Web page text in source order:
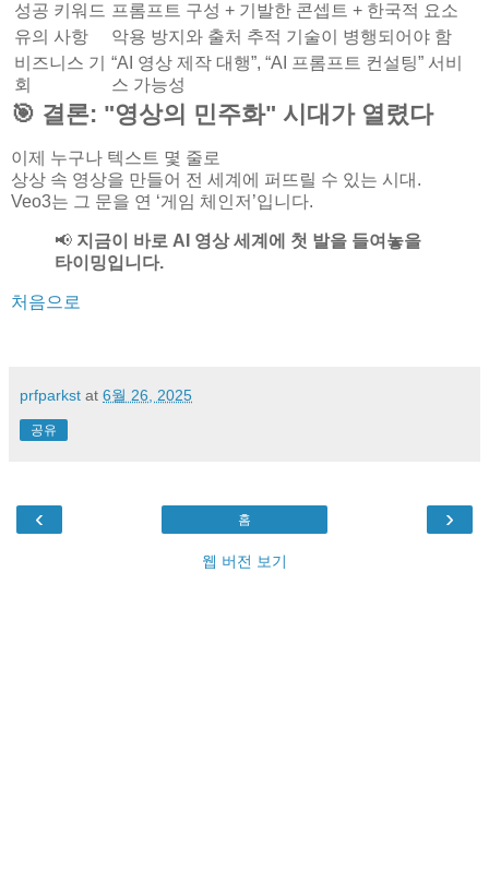
성공 키워드 프롬프트 구성 + 기발한 콘셉트 + 한국적 요소
유의 사항
악용 방지와 출처 추적 기술이 병행되어야 함
비즈니스 기
회
“AI 영상 제작 대행”, “AI 프롬프트 컨설팅” 서비
스 가능성
🎯 결론: "영상의 민주화" 시대가 열렸다
이제 누구나 텍스트 몇 줄로
상상 속 영상을 만들어 전 세계에 퍼뜨릴 수 있는 시대.
Veo3는 그 문을 연 ‘게임 체인저’입니다.
📢 지금이 바로 AI 영상 세계에 첫 발을 들여놓을
타이밍입니다.
처음으로
prfparkst at 6월 26, 2025
공유
‹ ›
홈
웹 버전 보기